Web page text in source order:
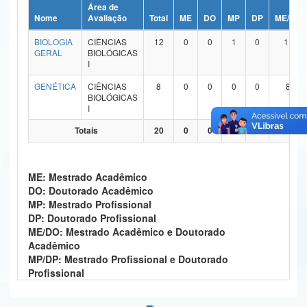
Ministério da Ciência, Tecnologia, Inovações e Comunicações
Ministério do Meio Ambiente
Ministério do Desenvolvimento Regional
Controladoria-Geral da União
Secretaria-Geral
Secretaria de Governo
Gabinete de Segurança Institucional
Advocacia-Geral da União
Nome
Área de
Avaliação
Total ME DO MP DP
ME/DO
BIOLOGIA
GERAL
CIÊNCIAS
BIOLÓGICAS
I
12 0 0 1 0 11
GENÉTICA
CIÊNCIAS
BIOLÓGICAS
I
8 0 0 0 0 8
Totais 20 0 0 1 0 19
ME: Mestrado Acadêmico
DO: Doutorado Acadêmico
MP: Mestrado Profissional
DP: Doutorado Profissional
ME/DO: Mestrado Acadêmico e Doutorado
Acadêmico
MP/DP: Mestrado Profissional e Doutorado
Profissional